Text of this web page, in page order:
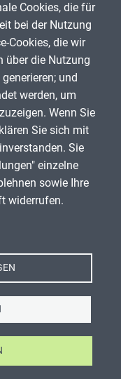
auf ZUM-Apps?
9. Januar 2022
ab 30.10.2020
Cookies, die für
bei der Nutzung
Cookies, die wir
über die Nutzung
und
werden, um
Wenn Sie
Sie sich mit
Sie
einzelne
sowie Ihre
widerrufen.
e.V. 2026